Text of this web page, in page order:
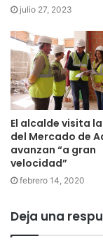
julio 27, 2023
El alcalde visita
del Mercado de
avanzan “a gran
velocidad”
febrero 14, 2020
Deja una